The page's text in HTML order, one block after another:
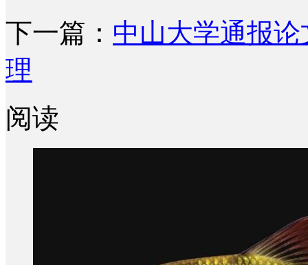
下一篇： 中山大学通报
理
阅读